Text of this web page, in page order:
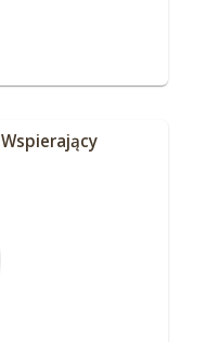
Wspierający